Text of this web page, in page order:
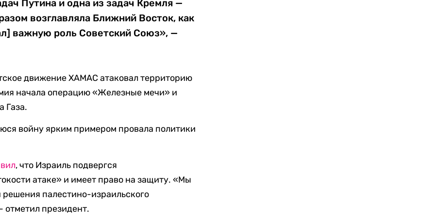
Путина и одна из задач Кремля —
возглавляла Ближний Восток, как
важную роль Советский Союз», —
движение ХАМАС атаковал территорию
начала операцию «Железные мечи» и
Газа.
войну ярким примером провала политики
, что Израиль подвергся
атаке» и имеет право на защиту. «Мы
палестино-израильского
отметил президент.